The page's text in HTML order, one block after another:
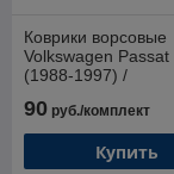
Коврики ворсовые
Volkswagen Passat
(1988-1997) /
Фольксваген
Б4 (Highway)
90 руб./комплект
Купить